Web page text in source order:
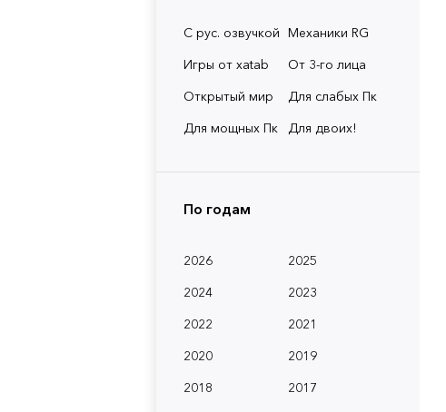
С рус. озвучкой Механики RG
Игры от xatab
От 3-го лица
Открытый мир
Для слабых Пк
Для мощных Пк
Для двоих!
По годам
2026
2025
2024
2023
2022
2021
2020
2019
2018
2017